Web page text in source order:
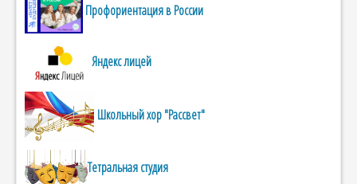
Профориентация в России
Яндекс лицей
Школьный хор "Рассвет"
Тетральная студия